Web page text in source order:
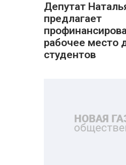
Депутат
предлагает
рабочее место
студентов